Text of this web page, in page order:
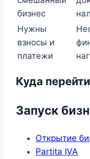
бизнес
Нужны
взносы и
платежи
Куда
Запуск
Открытие
Partita IVA